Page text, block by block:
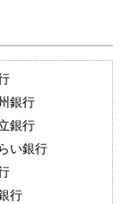
銀行
銀行
い銀行
行